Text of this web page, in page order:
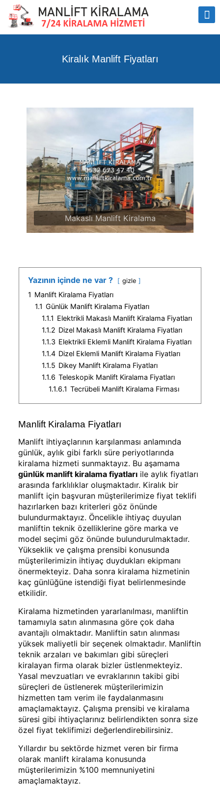
Kiralık Manlift Fiyatları
Makaslı Manlift Kiralama
Yazının içinde ne var ? gizle
1 Manlift Kiralama Fiyatları
1.1 Günlük Manlift Kiralama Fiyatları
1.1.1 Elektrikli Makaslı Manlift Kiralama Fiyatları
1.1.2 Dizel Makaslı Manlift Kiralama Fiyatları
1.1.3 Elektrikli Eklemli Manlift Kiralama Fiyatları
1.1.4 Dizel Eklemli Manlift Kiralama Fiyatları
1.1.5 Dikey Manlift Kiralama Fiyatları
1.1.6 Teleskopik Manlift Kiralama Fiyatları
1.1.6.1 Tecrübeli Manlift Kiralama Firması
Manlift Kiralama Fiyatları
Manlift ihtiyaçlarının karşılanması anlamında
günlük, aylık gibi farklı süre periyotlarında
kiralama hizmeti sunmaktayız. Bu aşamama
günlük manlift kiralama fiyatlarıile aylık fiyatları
arasında farklılıklar oluşmaktadır. Kiralık bir
manlift için başvuran müşterilerimize fiyat teklifi
hazırlarken bazı kriterleri göz önünde
bulundurmaktayız. Öncelikle ihtiyaç duyulan
manliftin teknik özelliklerine göre marka ve
model seçimi göz önünde bulundurulmaktadır.
Yükseklik ve çalışma prensibi konusunda
müşterilerimizin ihtiyaç duydukları ekipmanı
önermekteyiz. Daha sonra kiralama hizmetinin
kaç günlüğüne istendiği fiyat belirlenmesinde
etkilidir.
Kiralama hizmetinden yararlanılması, manliftin
tamamıyla satın alınmasına göre çok daha
avantajlı olmaktadır. Manliftin satın alınması
yüksek maliyetli bir seçenek olmaktadır. Manliftin
teknik arzaları ve bakımları gibi süreçleri
kiralayan firma olarak bizler üstlenmekteyiz.
Yasal mevzuatları ve evraklarının takibi gibi
süreçleri de üstlenerek müşterilerimizin
hizmetten tam verim ile faydalanmasını
amaçlamaktayız. Çalışma prensibi ve kiralama
süresi gibi ihtiyaçlarınız belirlendikten sonra size
özel fiyat teklifimizi değerlendirebilirsiniz.
Yıllardır bu sektörde hizmet veren bir firma
olarak manlift kiralama konusunda
müşterilerimizin %100 memnuniyetini
amaçlamaktayız.